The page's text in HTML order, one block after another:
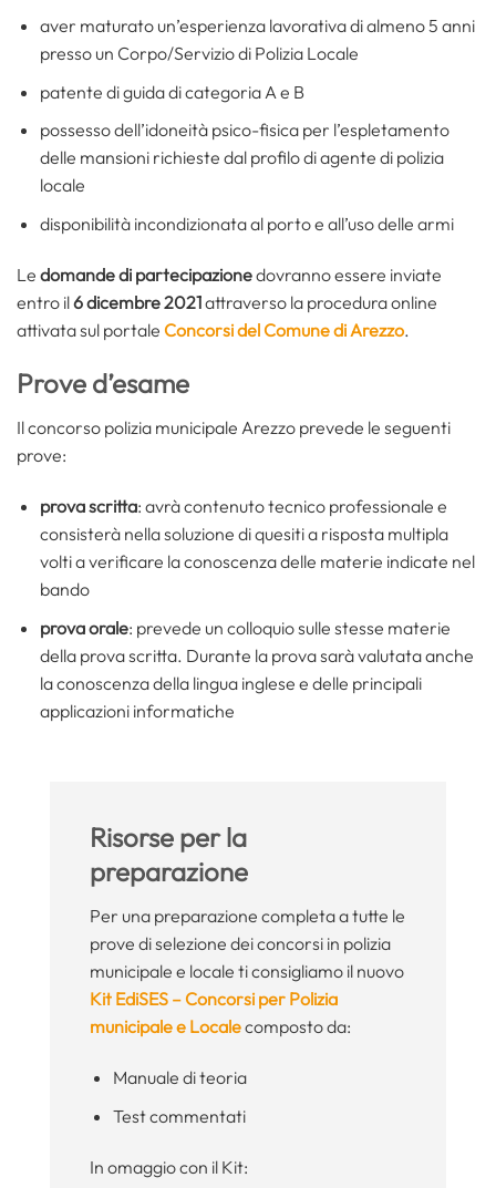
aver maturato un’esperienza lavorativa di almeno 5 anni
presso un Corpo/Servizio di Polizia Locale
patente di guida di categoria A e B
possesso dell’idoneità psico-fisica per l’espletamento
delle mansioni richieste dal profilo di agente di polizia
locale
disponibilità incondizionata al porto e all’uso delle armi
Le domande di partecipazionedovranno essere inviate
entro il6 dicembre 2021attraverso la procedura online
attivata sul portale Concorsi del Comune di Arezzo.
Prove d’esame
Il concorso polizia municipale Arezzo prevede le seguenti
prove:
prova scritta: avrà contenuto tecnico professionale e
consisterà nella soluzione di quesiti a risposta multipla
volti a verificare la conoscenza delle materie indicate nel
bando
prova orale: prevede un colloquio sulle stesse materie
della prova scritta. Durante la prova sarà valutata anche
la conoscenza della lingua inglese e delle principali
applicazioni informatiche
Risorse per la
preparazione
Per una preparazione completa a tutte le
prove di selezione dei concorsi in polizia
municipale e locale ti consigliamo il nuovo
Kit EdiSES – Concorsi per Polizia
municipale e Localecomposto da:
Manuale di teoria
Test commentati
In omaggio con il Kit: